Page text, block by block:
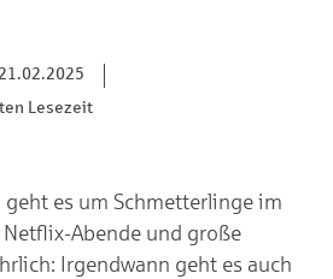
21.02.2025
Lesezeit
es um Schmetterlinge im
Abende und große
Irgendwann geht es auch